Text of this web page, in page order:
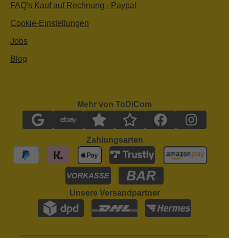
FAQ's Kauf auf Rechnung - Paypal
Cookie-Einstellungen
Jobs
Blog
Mehr von ToDiCom
Zahlungsarten
Unsere Versandpartner